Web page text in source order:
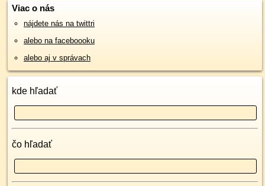
Viac o nás
nájdete nás na twittri
alebo na faceboooku
alebo aj v správach
kde hľadať
čo hľadať